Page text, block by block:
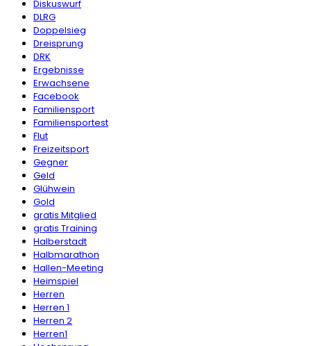
Diskuswurf
DLRG
Doppelsieg
Dreisprung
DRK
Ergebnisse
Erwachsene
Facebook
Familiensport
Familiensportest
Flut
Freizeitsport
Gegner
Geld
Glühwein
Gold
gratis Mitglied
gratis Training
Halberstadt
Halbmarathon
Hallen-Meeting
Heimspiel
Herren
Herren 1
Herren 2
Herren1